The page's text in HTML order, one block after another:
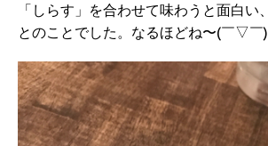
「しらす」を合わせて味わうと面白い、
とのことでした。なるほどね〜(￣▽￣)